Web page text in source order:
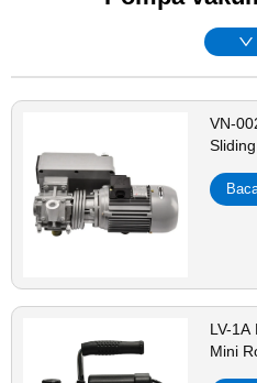
VN-
LV-1A
Mini